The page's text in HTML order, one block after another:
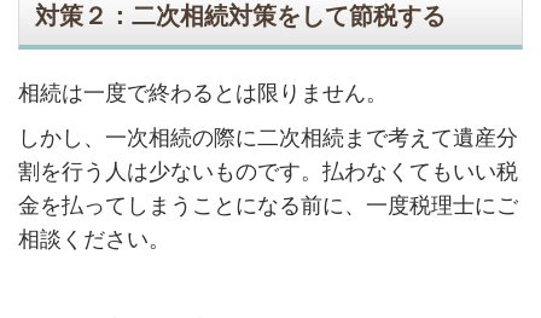
対策２：二次相続対策をして節税する
相続は一度で終わるとは限りません。
しかし、一次相続の際に二次相続まで考えて遺産分
割を行う人は少ないものです。払わなくてもいい税
金を払ってしまうことになる前に、一度税理士にご
相談ください。